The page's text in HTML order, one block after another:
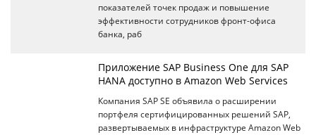
показателей точек продаж и повышение
эффективности сотрудников фронт-офиса
банка, раб
Приложение SAP Business One для SAP
HANA доступно в Amazon Web Services
Компания SAP SE объявила о расширении
портфеля сертифицированных решений SAP,
развертываемых в инфраструктуре Amazon Web